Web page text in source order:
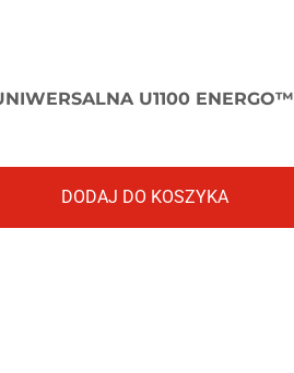
U1100 ENERGO™
DODAJ DO KOSZYKA